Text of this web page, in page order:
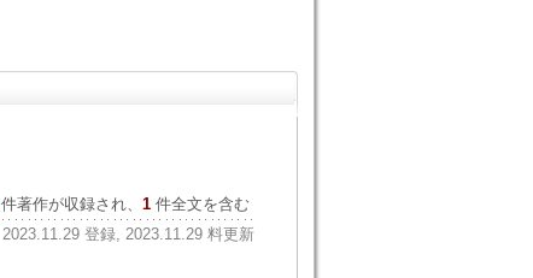
件著作が収録され、 1件全文を含む
2023.11.29 登録, 2023.11.29 料更新